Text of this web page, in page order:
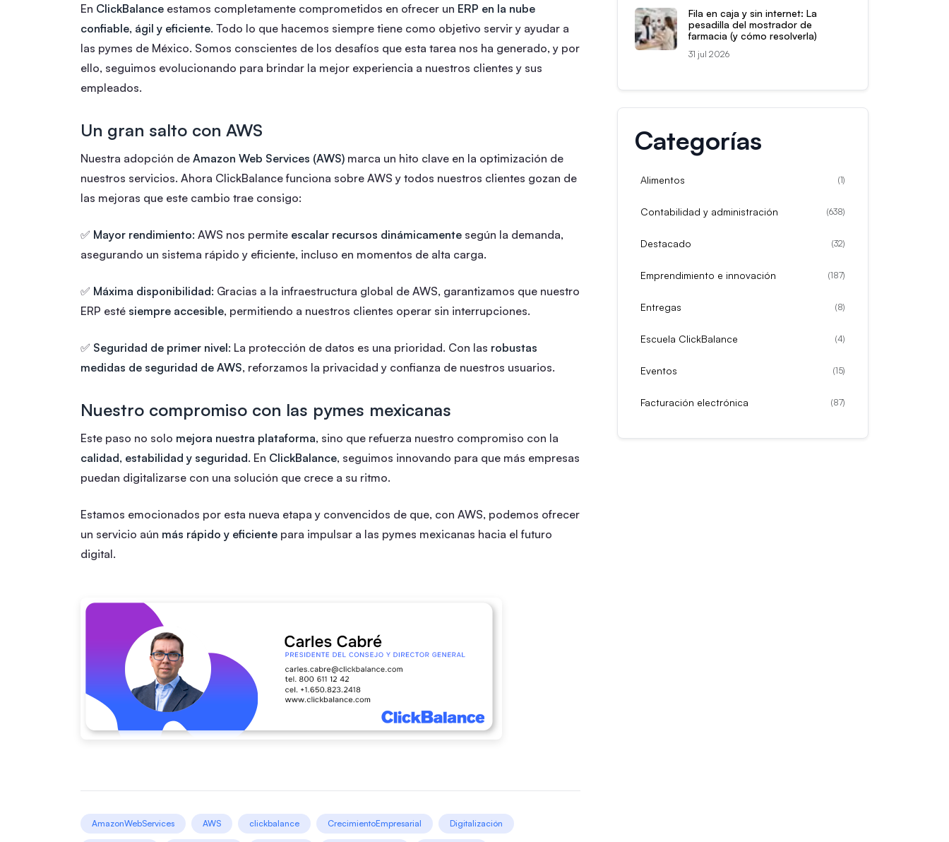
En ClickBalance estamos completamente comprometidos en ofrecer un ERP en la nube
confiable, ágil y eficiente. Todo lo que hacemos siempre tiene como objetivo servir y ayudar a
las pymes de México. Somos conscientes de los desafíos que esta tarea nos ha generado, y por
ello, seguimos evolucionando para brindar la mejor experiencia a nuestros clientes y sus
empleados.
Un gran salto con AWS
Nuestra adopción de Amazon Web Services (AWS) marca un hito clave en la optimización de
nuestros servicios. Ahora ClickBalance funciona sobre AWS y todos nuestros clientes gozan de
las mejoras que este cambio trae consigo:
✅ Mayor rendimiento: AWS nos permite escalar recursos dinámicamente según la demanda,
asegurando un sistema rápido y eficiente, incluso en momentos de alta carga.
✅ Máxima disponibilidad: Gracias a la infraestructura global de AWS, garantizamos que nuestro
ERP esté siempre accesible, permitiendo a nuestros clientes operar sin interrupciones.
✅ Seguridad de primer nivel: La protección de datos es una prioridad. Con las robustas
medidas de seguridad de AWS, reforzamos la privacidad y confianza de nuestros usuarios.
Nuestro compromiso con las pymes mexicanas
Este paso no solo mejora nuestra plataforma, sino que refuerza nuestro compromiso con la
calidad, estabilidad y seguridad. En ClickBalance, seguimos innovando para que más empresas
puedan digitalizarse con una solución que crece a su ritmo.
Estamos emocionados por esta nueva etapa y convencidos de que, con AWS, podemos ofrecer
un servicio aún más rápido y eficiente para impulsar a las pymes mexicanas hacia el futuro
digital.
AmazonWebServices AWS clickbalance CrecimientoEmpresarial Digitalización
Fila en caja y sin internet: La
pesadilla del mostrador de
farmacia (y cómo resolverla)
31 jul 2026
Categorías
Alimentos (1)
Contabilidad y administración (638)
Destacado (32)
Emprendimiento e innovación (187)
Entregas (8)
Escuela ClickBalance (4)
Eventos (15)
Facturación electrónica (87)